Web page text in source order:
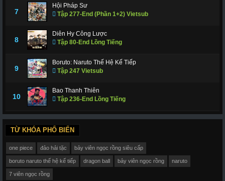
7
Hội Pháp Sư
Tập 277-End (Phần 1+2) Vietsub
8
Diên Hy Công Lược
Tập 80-End Lồng Tiếng
9
Boruto: Naruto Thế Hệ Kế Tiếp
Tập 247 Vietsub
10
Bao Thanh Thiên
Tập 236-End Lồng Tiếng
TỪ KHÓA PHỔ BIẾN
one piece đảo hải tặc bảy viên ngọc rồng siêu cấp
boruto naruto thế hệ kế tiếp dragon ball bảy viên ngọc rồng naruto
7 viên ngọc rồng